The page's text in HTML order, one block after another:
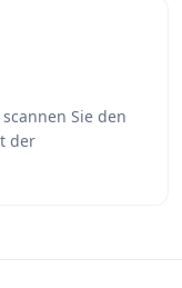
Sie den
der